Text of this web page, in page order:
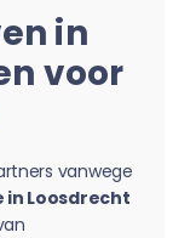
in
voor
vanwege
in Loosdrecht